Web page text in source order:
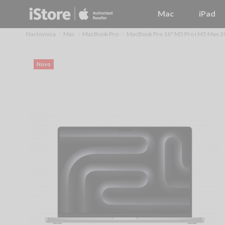
Mac iPad
Naslovnica Mac MacBook Pro MacBook Pro 16" M5 Pro i M5 Max
Novo